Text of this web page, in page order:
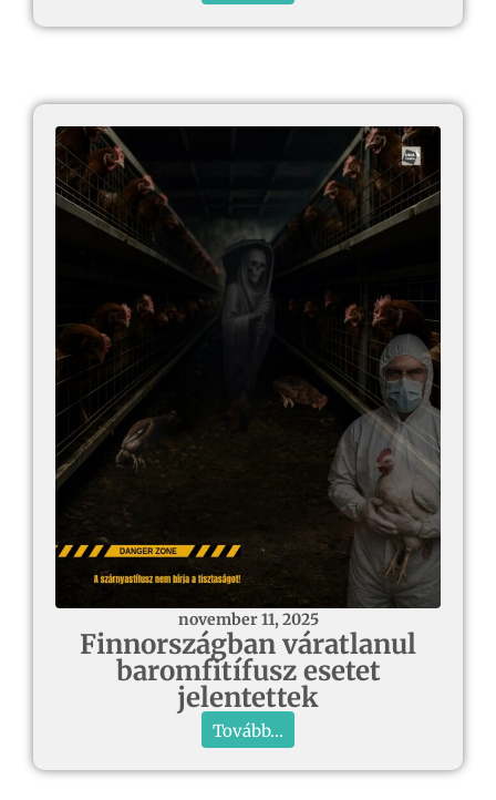
november 11, 2025
Finnországban váratlanul
baromfitífusz esetet
jelentettek
Tovább...